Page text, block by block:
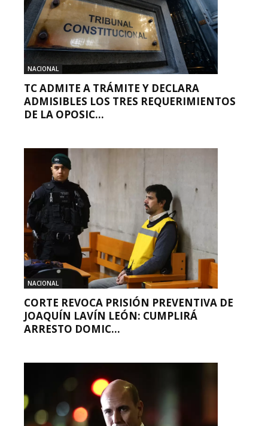
NACIONAL
TC ADMITE A TRÁMITE Y DECLARA
ADMISIBLES LOS TRES REQUERIMIENTOS
DE LA OPOSIC...
NACIONAL
CORTE REVOCA PRISIÓN PREVENTIVA DE
JOAQUÍN LAVÍN LEÓN: CUMPLIRÁ
ARRESTO DOMIC...